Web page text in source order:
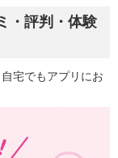
・評判・体験
宅でもアプリにお